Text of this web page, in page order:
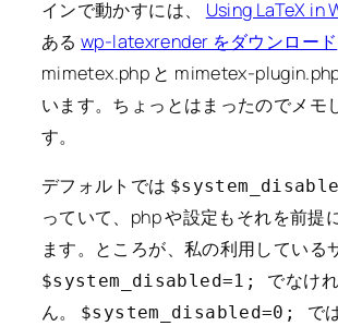
インで動かすには、 Using LaTeX in
あるwp-latexrender をダウンロード
mimetex.php と mimetex-
います。ちょっとはまったのでメモ
す。
デフォルトでは
っていて、php や設定もそれを前提
ます。ところが、私の利用している
$system_disabled=1; でなけ
ん。
$system_disabled=0; で